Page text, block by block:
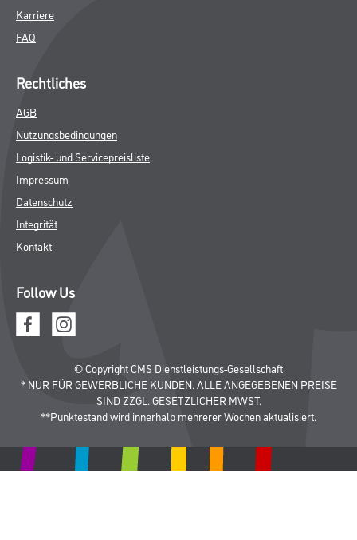
Karriere
FAQ
Rechtliches
AGB
Nutzungsbedingungen
Logistik- und Servicepreisliste
Impressum
Datenschutz
Integrität
Kontakt
Follow Us
© Copyright CMS Dienstleistungs-Gesellschaft
* NUR FÜR GEWERBLICHE KUNDEN. ALLE ANGEGEBENEN PREISE
SIND ZZGL. GESETZLICHER MWST.
**Punktestand wird innerhalb mehrerer Wochen aktualisiert.